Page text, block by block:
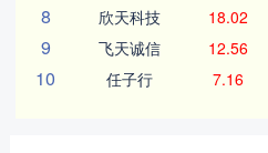
8 欣天科技 18.02
9 飞天诚信 12.56
10 任子行 7.16